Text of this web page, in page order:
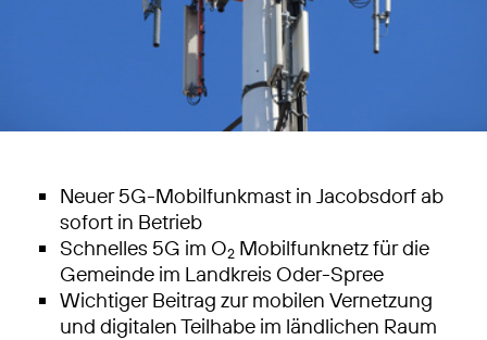
Neuer 5G-Mobilfunkmast in Jacobsdorf ab
sofort in Betrieb
Schnelles 5G im O2 Mobilfunknetz für die
Gemeinde im Landkreis Oder-Spree
Wichtiger Beitrag zur mobilen Vernetzung
und digitalen Teilhabe im ländlichen Raum